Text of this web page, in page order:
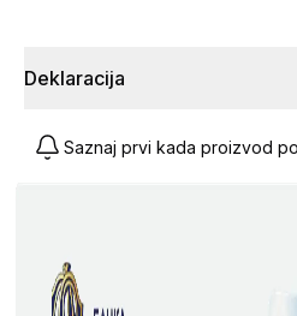
Deklaracija
Saznaj prvi kada proizvod